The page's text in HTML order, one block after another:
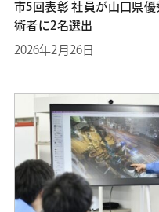
市5回表彰 社員が山口県
術者に2名選出
2026年2月26日